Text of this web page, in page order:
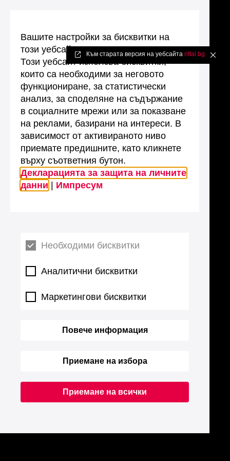
Към старата версия на уебсайта rittal.bg ✖
Вашите настройки за бисквитки на
този уебсайт
Този уебсайт използва бисквитки,
които са необходими за неговото
функциониране, за статистически
анализ, за споделяне на съдържание
в социалните мрежи или за показване
на реклами, базирани на интереси. В
зависимост от активираното ниво
приемате предишните, като кликнете
върху съответния бутон.
Декларацията за защита на личните
данни
Импресум
Необходими бисквитки
Аналитични бисквитки
Маркетингови бисквитки
Повече информация
Приемане на избора
Приемане на всички